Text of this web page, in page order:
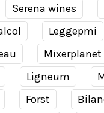
Serena wines
Leggepmi
Mixerplanet
Ligneum
Forst